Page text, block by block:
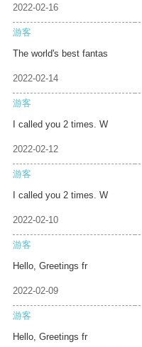
2022-02-16
游客
The world's best fantas
2022-02-14
游客
I called you 2 times. W
2022-02-12
游客
I called you 2 times. W
2022-02-10
游客
Hello, Greetings fr
2022-02-09
游客
Hello, Greetings fr